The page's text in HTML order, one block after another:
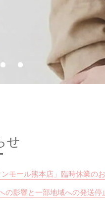
せ
モール熊本店」臨時休業の
の影響と一部地域への発送停